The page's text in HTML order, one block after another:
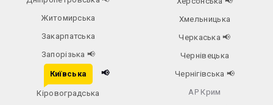
Житомирська
Закарпатська
Запорізька 📢
Київська 📢
Кіровоградська
Хмельницька
Черкаська📢
Чернівецька
Чернігівська 📢
АР Крим